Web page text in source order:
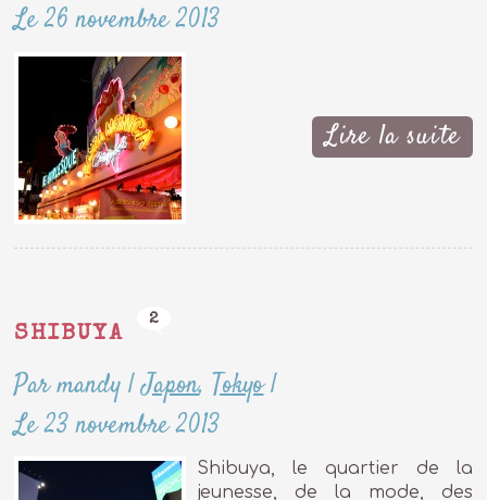
Le 26 novembre 2013
Lire la suite
SHIBUYA
2
Par mandy |Japon,Tokyo|
Le 23 novembre 2013
Shibuya, le quartier de la
jeunesse, de la mode, des